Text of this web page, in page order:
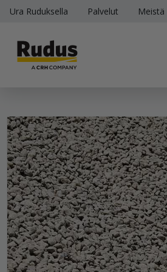
Ura Ruduksella Palvelut Meistä